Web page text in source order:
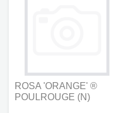
ROSA 'ORANGE' ®
POULROUGE (N)